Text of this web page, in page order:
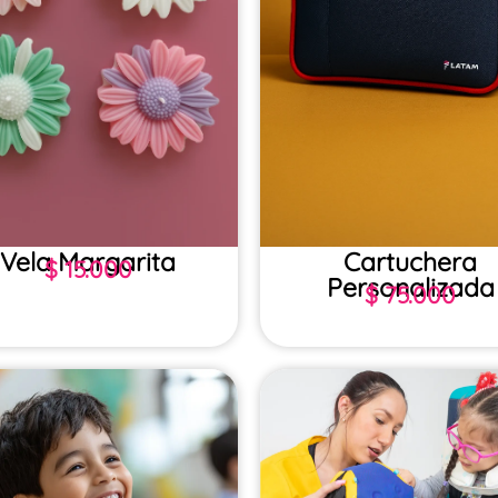
Vela Margarita
$15.000 Cartuchera
Personalizada
$75.000